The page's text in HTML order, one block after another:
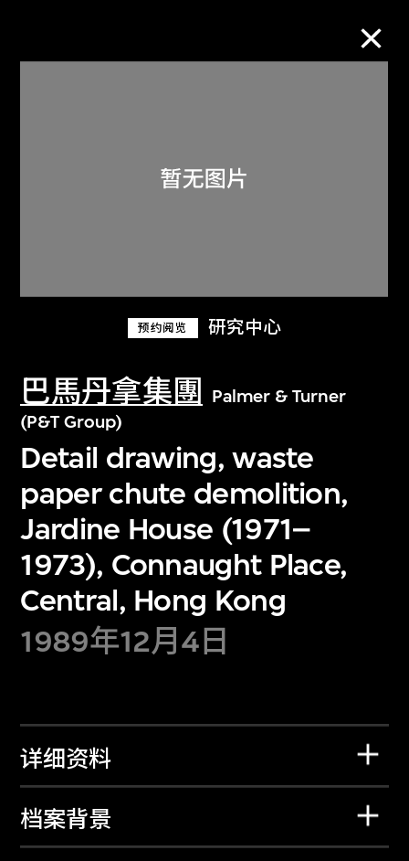
预约阅览 研究中心
巴馬丹拿集團
Palmer & Turner
(P&T Group)
Detail drawing, waste
paper chute demolition,
Jardine House (1971–
1973), Connaught Place,
Central, Hong Kong
1989年12月4日
详细资料
档案背景
关于M+藏品
探索世界顶级的二十及二十一世纪视觉
文化藏品。